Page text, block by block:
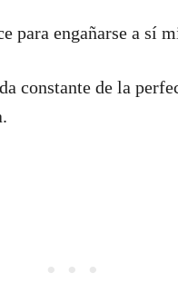
para engañarse a sí
constante de la